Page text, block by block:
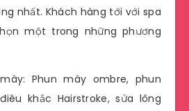
nhất. Khách hàng tới với spa
một trong những phương
Phun mày ombre, phun
khắc Hairstroke, sửa lông